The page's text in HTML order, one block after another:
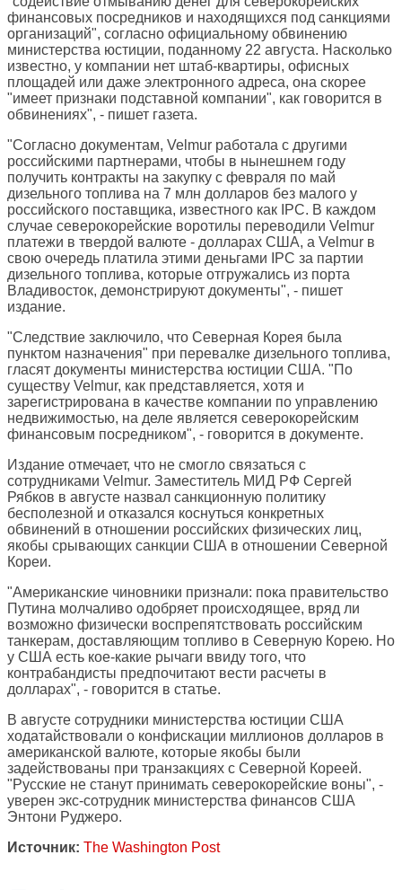
финансовых посредников и находящихся под санкциями
организаций", согласно официальному обвинению
министерства юстиции, поданному 22 августа. Насколько
известно, у компании нет штаб-квартиры, офисных
площадей или даже электронного адреса, она скорее
"имеет признаки подставной компании", как говорится в
обвинениях", - пишет газета.
"Согласно документам, Velmur работала с другими
российскими партнерами, чтобы в нынешнем году
получить контракты на закупку с февраля по май
дизельного топлива на 7 млн долларов без малого у
российского поставщика, известного как IPC. В каждом
случае северокорейские воротилы переводили Velmur
платежи в твердой валюте - долларах США, а Velmur в
свою очередь платила этими деньгами IPC за партии
дизельного топлива, которые отгружались из порта
Владивосток, демонстрируют документы", - пишет
издание.
"Следствие заключило, что Северная Корея была
пунктом назначения" при перевалке дизельного топлива,
гласят документы министерства юстиции США. "По
существу Velmur, как представляется, хотя и
зарегистрирована в качестве компании по управлению
недвижимостью, на деле является северокорейским
финансовым посредником", - говорится в документе.
Издание отмечает, что не смогло связаться с
сотрудниками Velmur. Заместитель МИД РФ Сергей
Рябков в августе назвал санкционную политику
бесполезной и отказался коснуться конкретных
обвинений в отношении российских физических лиц,
якобы срывающих санкции США в отношении Северной
Кореи.
"Американские чиновники признали: пока правительство
Путина молчаливо одобряет происходящее, вряд ли
возможно физически воспрепятствовать российским
танкерам, доставляющим топливо в Северную Корею. Но
у США есть кое-какие рычаги ввиду того, что
контрабандисты предпочитают вести расчеты в
долларах", - говорится в статье.
В августе сотрудники министерства юстиции США
ходатайствовали о конфискации миллионов долларов в
американской валюте, которые якобы были
задействованы при транзакциях с Северной Кореей.
"Русские не станут принимать северокорейские воны", -
уверен экс-сотрудник министерства финансов США
Энтони Руджеро.
Источник: The Washington Post